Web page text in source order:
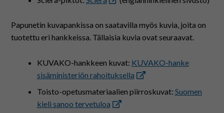
Papunetin kuvapankissa on saatavilla myös kuvia, joita on
tuotettu eri hankkeissa. Tällaisia kuvia ovat seuraavat.
KUVAKO-hankkeen kuvat: KUVAKO-hanke
sisäministeriön rahoituksella
Toisto-opetusmateriaalien piirroskuvat: Suomen
kieli sanoo tervetuloa